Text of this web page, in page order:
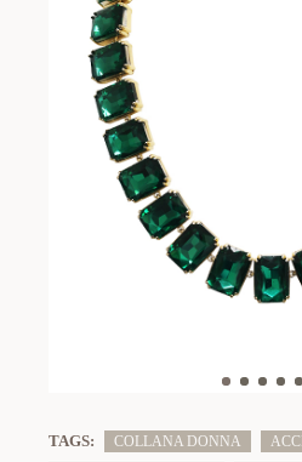
TAGS: COLLANA DONNA